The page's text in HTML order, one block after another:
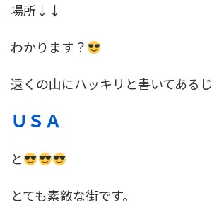
場所↓↓
わかります？
遠くの山にハッキリと書いてある
ＵＳＡ
と
とても素敵な街です。